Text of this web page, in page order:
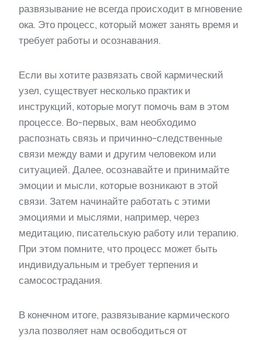
развязывание не всегда происходит в мгновение
ока. Это процесс, который может занять время и
требует работы и осознавания.
Если вы хотите развязать свой кармический
узел, существует несколько практик и
инструкций, которые могут помочь вам в этом
процессе. Во-первых, вам необходимо
распознать связь и причинно-следственные
связи между вами и другим человеком или
ситуацией. Далее, осознавайте и принимайте
эмоции и мысли, которые возникают в этой
связи. Затем начинайте работать с этими
эмоциями и мыслями, например, через
медитацию, писательскую работу или терапию.
При этом помните, что процесс может быть
индивидуальным и требует терпения и
самосострадания.
В конечном итоге, развязывание кармического
узла позволяет нам освободиться от